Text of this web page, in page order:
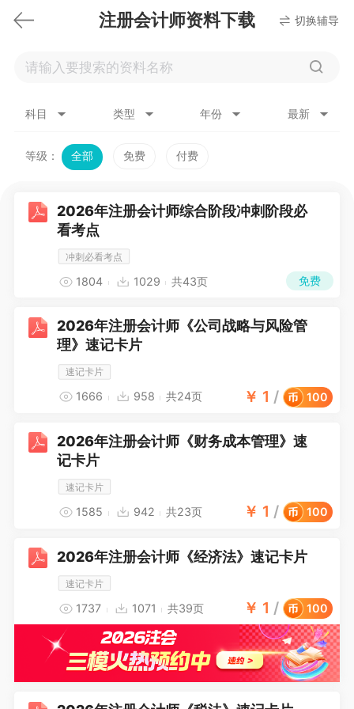
注册会计师资料下载 切换辅导
科目 类型 年份 最新
等级： 全部 免费 付费
2026年注册会计师综合阶段冲刺阶段必
看考点
冲刺必看考点
1804 1029 共43页 免费
2026年注册会计师《公司战略与风险管
理》速记卡片
速记卡片
1666 958 共24页 ￥ 1 / 100
2026年注册会计师《财务成本管理》速
记卡片
速记卡片
1585 942 共23页 ￥ 1 / 100
2026年注册会计师《经济法》速记卡片
速记卡片
1737 1071 共39页 ￥ 1 / 100